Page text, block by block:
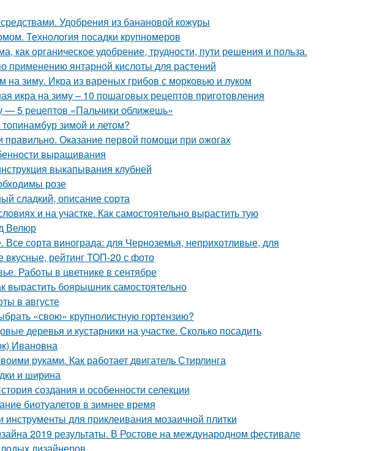
Удобрения из банановой кожуры
Технология посадки крупномеров
как органическое удобрение, трудности, пути решения и польза.
применению янтарной кислоты для растений
на зиму. Икра из вареных грибов с морковью и луком
икра на зиму – 10 пошаговых рецептов приготовления
— 5 рецептов «Пальчики оближешь»
топинамбур зимой и летом?
Оказание первой помощи при ожогах
выращивания
выкапывания клубней
розе
сладкий, описание сорта
и на участке. Как самостоятельно вырастить тую
Велюр
Все сорта винограда: для Черноземья, неприхотливые, для
рейтинг ТОП-20 с фото
Работы в цветнике в сентябре
вырастить боярышник самостоятельно
в августе
«свою» крупнолистную гортензию?
деревья и кустарники на участке. Сколько посадить
Ивановна
руками. Как работает двигатель Стирлинга
и ширина
создания и особенности селекции
биотуалетов в зимнее время
для приклеивания мозаичной плитки
2019 результаты. В Ростове на международном фестивале